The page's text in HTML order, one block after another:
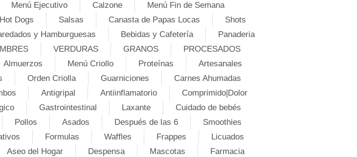
Menú Ejecutivo Calzone
Menú Fin de Semana
Hot Dogs Salsas Canasta de Papas Locas
Shots
y Hamburguesas Bebidas y Cafetería
Panaderia
VERDURAS GRANOS
PROCESADOS
Almuerzos Menú Criollo Proteínas
Artesanales
Orden Criolla Guarniciones
Carnes Ahumadas
Antigripal Antiinflamatorio
Comprimido|Dolor
Gastrointestinal Laxante
Cuidado de bebés
Pollos Asados Después de las 6
Smoothies
Formulas Waffles Frappes
Licuados
Aseo del Hogar Despensa Mascotas
Farmacia